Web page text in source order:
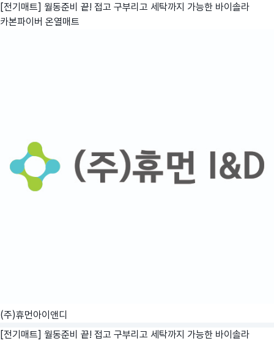
[전기매트] 월동준비 끝! 접고 구부리고 세탁까지 가능한 바이솔라
카본파이버 온열매트
(주)휴먼아이앤디
[전기매트] 월동준비 끝! 접고 구부리고 세탁까지 가능한 바이솔라